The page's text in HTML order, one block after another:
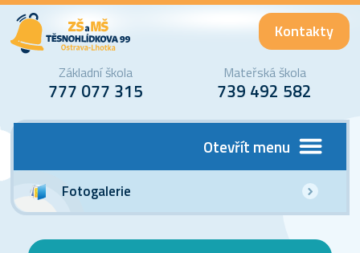
Kontakty
Základní škola
777 077 315
Mateřská škola
739 492 582
Otevřít menu
Fotogalerie